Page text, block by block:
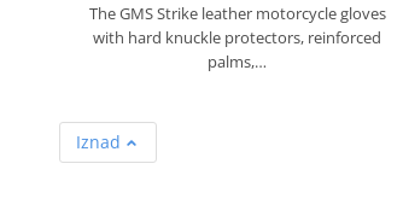
The GMS Strike leather motorcycle gloves
with hard knuckle protectors, reinforced
palms,…
Iznad